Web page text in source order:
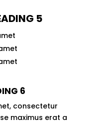
5
6
consectetur
maximus erat a